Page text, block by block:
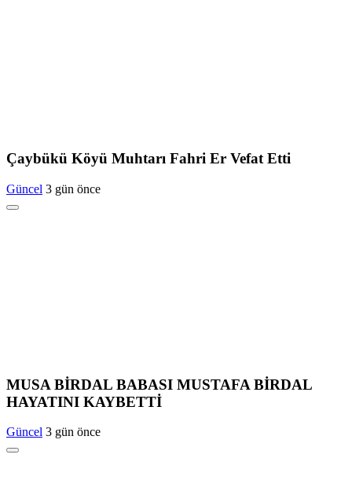
Çaybükü Köyü Muhtarı Fahri Er Vefat Etti
Güncel 3 gün önce
MUSA BİRDAL BABASI MUSTAFA BİRDAL
HAYATINI KAYBETTİ
Güncel 3 gün önce